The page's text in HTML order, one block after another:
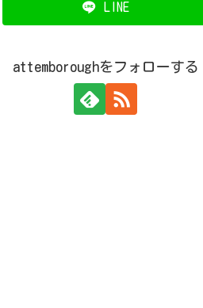
LINE
attemboroughをフォローする